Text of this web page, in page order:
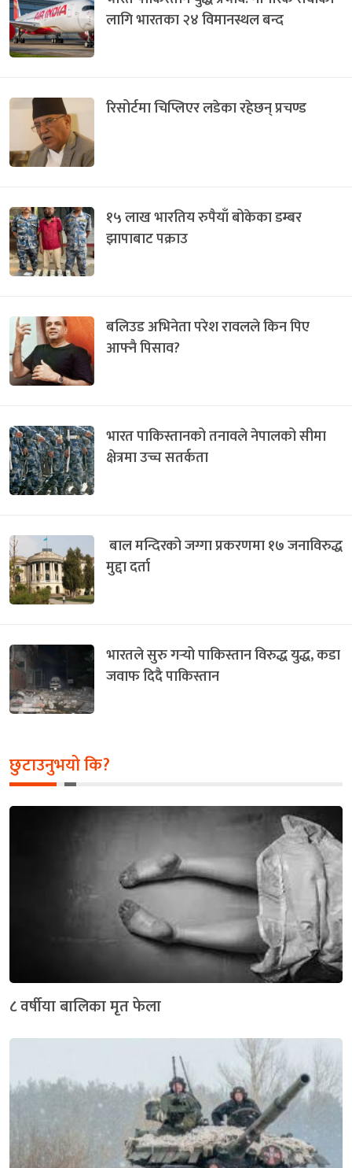
लागि भारतका २४ विमानस्थल बन्द
रिसोर्टमा चिप्लिएर लडेका रहेछन् प्रचण्ड
१५ लाख भारतिय रुपैयाँ बोकेका डम्बर
झापाबाट पक्राउ
बलिउड अभिनेता परेश रावलले किन पिए
आफ्नै पिसाव?
भारत पाकिस्तानको तनावले नेपालको सीमा
क्षेत्रमा उच्च सतर्कता
बाल मन्दिरको जग्गा प्रकरणमा १७ जनाविरुद्ध
मुद्दा दर्ता
भारतले सुरु गर्‍यो पाकिस्तान विरुद्ध युद्ध, कडा
जवाफ दिदै पाकिस्तान
छुटाउनुभयो कि?
८ वर्षीया बालिका मृत फेला